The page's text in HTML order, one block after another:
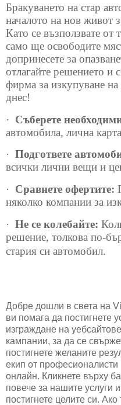
Бракуването на стар
началото на нов живот
Като се възползвате от
само ще освободите
допринесете за
отлагайте решението и
фирма за изкупуване
днес!
·
Съберете
автомобила, лична
· Подгответе
всички лични вещи и
·
Сравнете офертите:
няколко компании за
· Не се колебайте:
решение, толкова по-
стария си автомобил.
Добре дошли в света на
ви помага да постигнете
изграждане на
кампании, за да се
постигнете желаните
екип от професионалисти
онлайн. Кликнете върху
повече за нашите услуги
постигнете целите си. Ако